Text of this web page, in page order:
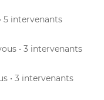
5 intervenants
• 3 intervenants
• 3 intervenants